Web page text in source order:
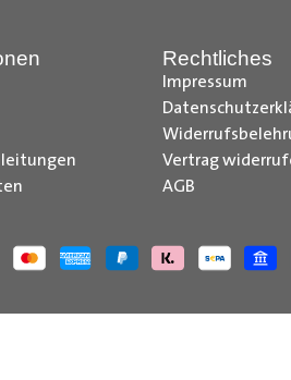
Maxus e-deliver 9
Radkastenschutz, Nissan NV300
, Opel Vivaro Radkastenschutz,
Peugeot Boxer
Renault Master
Cargo Radkastenschutz, VW T6.1
Rechtliches
Impressum
Vertrag
AGB